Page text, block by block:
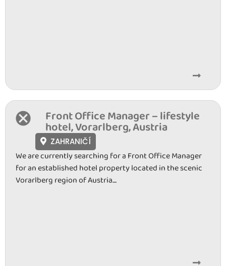
Front Office Manager – lifestyle
hotel, Vorarlberg, Austria
ZAHRANIČÍ
We are currently searching for a Front Office Manager
for an established hotel property located in the scenic
Vorarlberg region of Austria....